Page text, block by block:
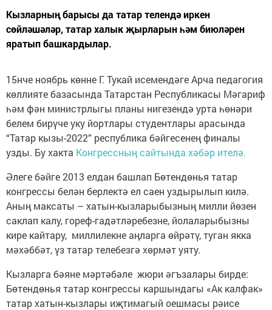
Кызларның барысы да татар телендә иркен
сөйләшәләр, татар халык җырларын һәм биюләрен
яратып башкардылар.
15нче ноябрь көнне Г. Тукай исемендәге Арча педагогия
көллияте базасында Татарстан Республикасы Мәгариф
һәм фән министрлыгы планы нигезендә урта һөнәри
белем бирүче уку йортлары студентлары арасында
“Татар кызы-2022” республика бәйгесенең финалы
узды. Бу хакта Конгрессның сайтында хәбәр ителә.
Әлеге бәйге 2013 елдан башлап Бөтендөнья татар
конгрессы белән берлектә ел саен уздырылып килә.
Аның максаты – хатын-кызларыбызның милли йөзен
саклап калу, гореф-гадәтләребезне, йолаларыбызны
кире кайтару, миллилекне аңларга өйрәтү, туган якка
мәхәббәт, үз татар телебезгә хөрмәт уяту.
Кызларга бәяне мәртәбәле жюри әгъзалары бирде:
Бөтендөнья татар конгрессы каршындагы «Ак калфак»
татар хатын-кызлары иҗтимагый оешмасы рәисе